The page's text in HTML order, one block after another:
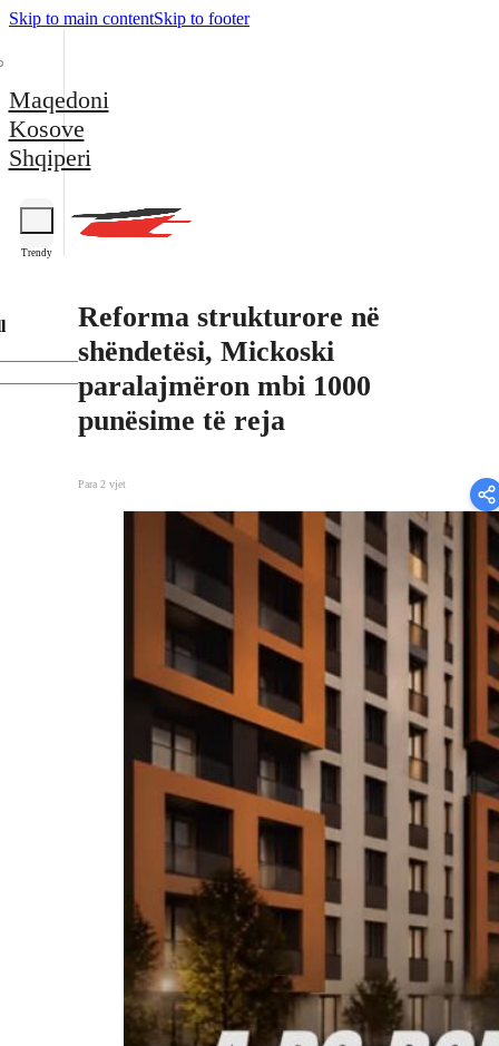
Skip to main contentSkip to footer
Maqedoni
Kosove
Shqiperi
Trendy
Reforma strukturore në
shëndetësi, Mickoski
paralajmëron mbi 1000
punësime të reja
Para 2 vjet